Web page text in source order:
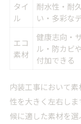
タイ
ル
耐水性・耐
い・多彩な
エコ
素材
健康志向・
ル・防カビ
付加できる
内装工事において
性を大きく左右し
候に適した素材を